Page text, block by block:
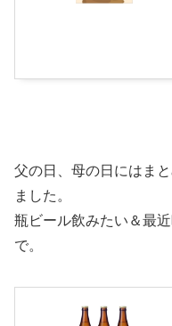
父の日、母の日にはま
ました。
瓶ビール飲みたい＆最
で。